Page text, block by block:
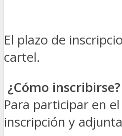
El plazo de
cartel.
¿Cómo inscribirse?
Para participar en
inscripción y